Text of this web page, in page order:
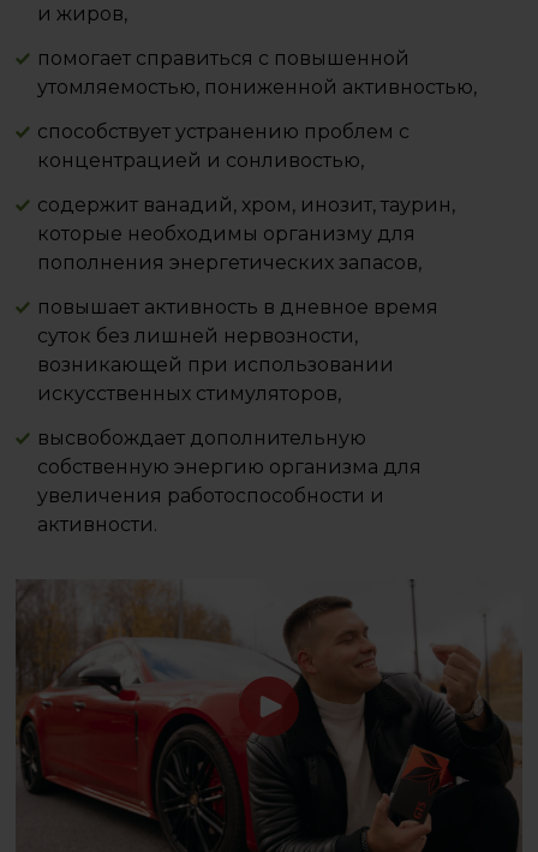
и жиров,
помогает справиться с повышенной
утомляемостью, пониженной активностью,
способствует устранению проблем с
концентрацией и сонливостью,
содержит ванадий, хром, инозит, таурин,
которые необходимы организму для
пополнения энергетических запасов,
повышает активность в дневное время
суток без лишней нервозности,
возникающей при использовании
искусственных стимуляторов,
высвобождает дополнительную
собственную энергию организма для
увеличения работоспособности и
активности.